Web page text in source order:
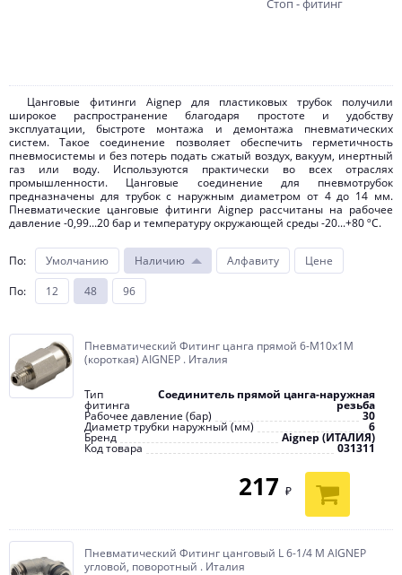
Стоп - фитинг
Цанговые фитинги Aignep для пластиковых трубок получили
широкое распространение благодаря простоте и удобству
эксплуатации, быстроте монтажа и демонтажа пневматических
систем. Такое соединение позволяет обеспечить герметичность
пневмосистемы и без потерь подать сжатый воздух, вакуум, инертный
газ или воду. Используются практически во всех отраслях
промышленности. Цанговые соединение для пневмотрубок
предназначены для трубок с наружным диаметром от 4 до 14 мм.
Пневматические цанговые фитинги Aignep рассчитаны на рабочее
давление -0,99...20 бар и температуру окружающей среды -20...+80 ºC.
Скачать каталог
Цанговые соединения с металлической вставкой AIGNEP (Италия)
По: Умолчанию Наличию Алфавиту
Цене
По: 12 48 96
Пневматический Фитинг цанга прямой 6-M10х1M
(короткая) AIGNEP . Италия
Тип
фитинга
Соединитель прямой цанга-наружная
резьба
Рабочее давление (бар) 30
Диаметр трубки наружный (мм) 6
Бренд Aignep (ИТАЛИЯ)
Код товара 031311
217 ₽
Пневматический Фитинг цанговый L 6-1/4 M AIGNEP
угловой, поворотный . Италия